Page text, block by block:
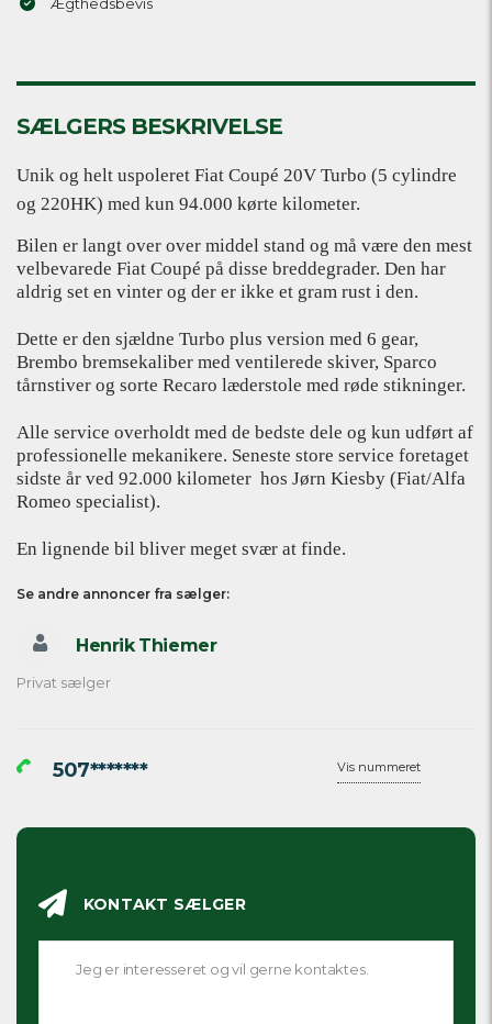
SÆLGERS BESKRIVELSE
Unik og helt uspoleret Fiat Coupé 20V Turbo (5 cylindre
og 220HK) med kun 94.000 kørte kilometer.
Bilen er langt over over middel stand og må være den mest
velbevarede Fiat Coupé på disse breddegrader. Den har
aldrig set en vinter og der er ikke et gram rust i den.
Dette er den sjældne Turbo plus version med 6 gear,
Brembo bremsekaliber med ventilerede skiver, Sparco
tårnstiver og sorte Recaro læderstole med røde stikninger.
Alle service overholdt med de bedste dele og kun udført af
professionelle mekanikere. Seneste store service foretaget
sidste år ved 92.000 kilometer hos Jørn Kiesby (Fiat/Alfa
Romeo specialist).
En lignende bil bliver meget svær at finde.
Se andre annoncer fra sælger:
Henrik Thiemer
Privat sælger
507******* Vis nummeret
KONTAKT SÆLGER